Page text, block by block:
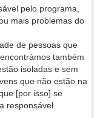
pelo programa,
mais problemas do
de pessoas que
também
isoladas e sem
que não estão na
[por isso] se
responsável.